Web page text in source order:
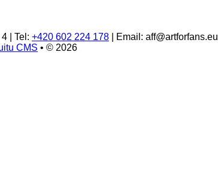
4 Tel: +420 602 224 178
Email: aff@artforfans.eu
CMS • © 2026